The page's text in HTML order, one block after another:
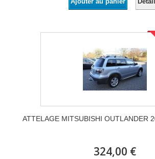
ATTELAGE MITSUBISHI OUTLANDER
324,00 €